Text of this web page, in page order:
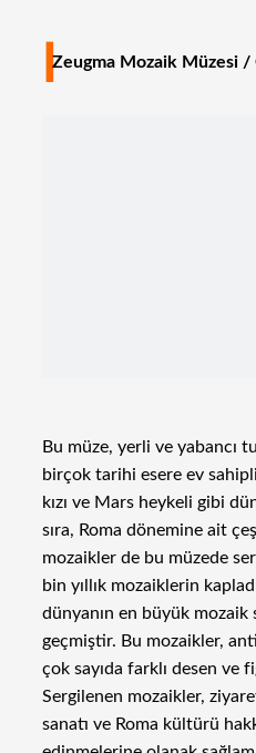
IZeugma Mozaik Müzesi /
Bu müze, yerli ve yabancı
birçok tarihi esere ev
kızı ve Mars heykeli gibi
sıra, Roma dönemine ait
mozaikler de bu müzede
bin yıllık mozaiklerin
dünyanın en büyük mozaik
geçmiştir. Bu mozaikler,
çok sayıda farklı desen ve
Sergilenen mozaikler,
sanatı ve Roma kültürü